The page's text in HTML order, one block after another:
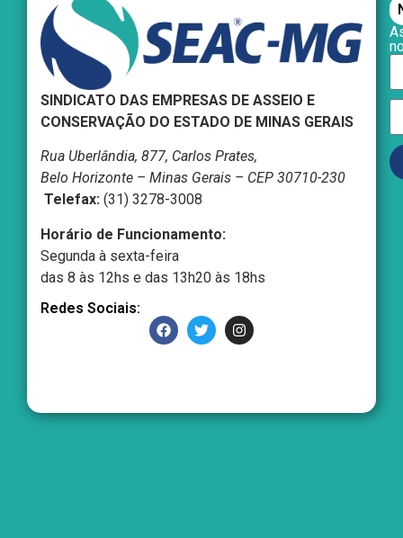
SINDICATO DAS EMPRESAS DE ASSEIO E
CONSERVAÇÃO DO ESTADO DE MINAS GERAIS
Rua Uberlândia, 877, Carlos Prates,
Belo Horizonte – Minas Gerais – CEP 30710-230
Telefax: (31) 3278-3008
Horário de Funcionamento:
Segunda à sexta-feira
das 8 às 12hs e das 13h20 às 18hs
Redes Sociais: